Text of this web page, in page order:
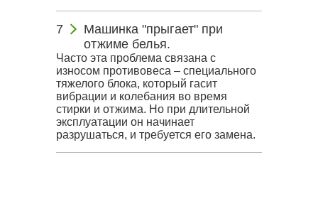
Машинка "прыгает" при
отжиме белья.
Часто эта проблема связана с
износом противовеса – специального
тяжелого блока, который гасит
вибрации и колебания во время
стирки и отжима. Но при длительной
эксплуатации он начинает
разрушаться, и требуется его замена.